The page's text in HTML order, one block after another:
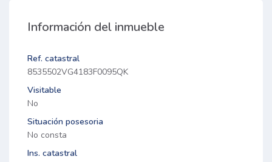
Información del inmueble
Ref. catastral
8535502VG4183F0095QK
Visitable
No
Situación posesoria
No consta
Ins. catastral